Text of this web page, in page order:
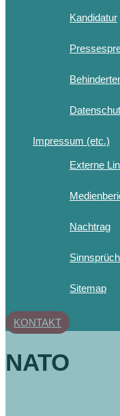
Kandidatur
Impressum (etc.)
Externe
Nachtrag
Sitemap
KONTAKT
NATO